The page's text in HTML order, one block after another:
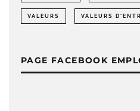
VALEURS VALEURS
PAGE FACEBOOK